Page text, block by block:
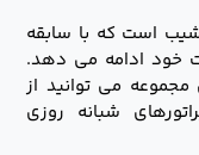
است که با سابقه
خود ادامه می دهد.
می توانید از
شبانه روزی